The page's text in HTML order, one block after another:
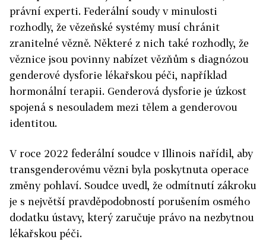
právní experti. Federální soudy v minulosti
rozhodly, že vězeňské systémy musí chránit
zranitelné vězně. Některé z nich také rozhodly, že
věznice jsou povinny nabízet vězňům s diagnózou
genderové dysforie lékařskou péči, například
hormonální terapii. Genderová dysforie je úzkost
spojená s nesouladem mezi tělem a genderovou
identitou.
V roce 2022 federální soudce v Illinois nařídil, aby
transgenderovému vězni byla poskytnuta operace
změny pohlaví. Soudce uvedl, že odmítnutí zákroku
je s největší pravděpodobností porušením osmého
dodatku ústavy, který zaručuje právo na nezbytnou
lékařskou péči.